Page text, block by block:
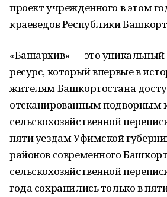
проект учрежденного в этом
краеведов Республики
«Башархив» — это
ресурс, который впервые в
жителям Башкортостана
отсканированным подворным
сельскохозяйственной
пяти уездам Уфимской
районов современного
сельскохозяйственной
года сохранились только в